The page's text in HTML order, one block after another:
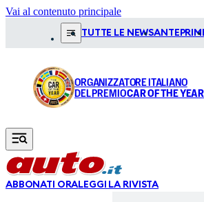
Vai al contenuto principale
TUTTE LE NEWS
ORGANIZZATORE ITALIANO
DEL PREMIOCAR OF THE YEAR
ABBONATI ORALEGGI LA RIVISTA